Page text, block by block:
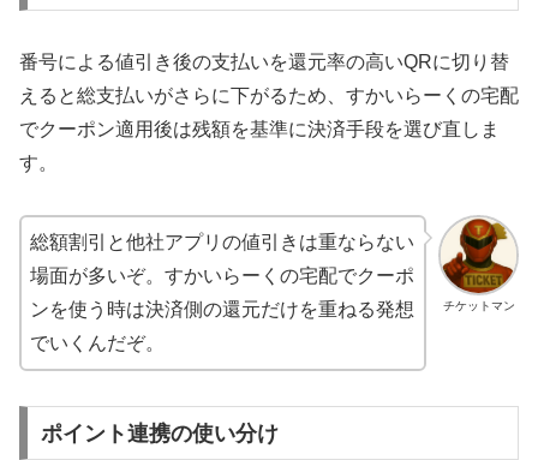
番号による値引き後の支払いを還元率の高いQRに切り替
えると総支払いがさらに下がるため、すかいらーくの宅配
でクーポン適用後は残額を基準に決済手段を選び直しま
す。
チケットマン
総額割引と他社アプリの値引きは重ならない
場面が多いぞ。すかいらーくの宅配でクーポ
ンを使う時は決済側の還元だけを重ねる発想
でいくんだぞ。
ポイント連携の使い分け